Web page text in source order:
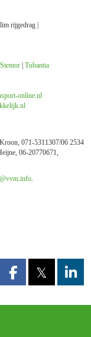
rijgedrag |
Tubantia
online.nl
071-5311307/06 2534
06-20770671,
@vvm.info.
𝕏